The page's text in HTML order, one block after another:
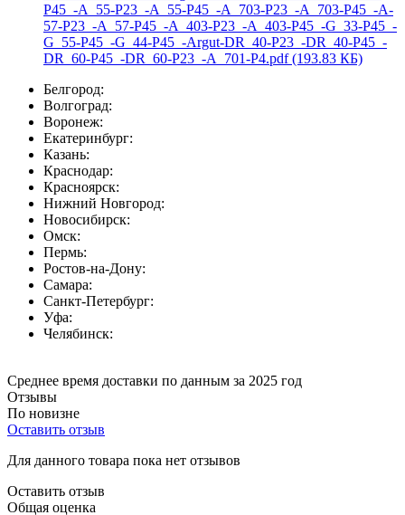
P45_-A_55-P23_-A_55-P45_-A_703-P23_-A_703-P45_-A-
57-P23_-A_57-P45_-A_403-P23_-A_403-P45_-G_33-P45_-
G_55-P45_-G_44-P45_-Argut-DR_40-P23_-DR_40-P45_-
DR_60-P45_-DR_60-P23_-A_701-P4.pdf (193.83 КБ)
Белгород:
Волгоград:
Воронеж:
Екатеринбург:
Казань:
Краснодар:
Красноярск:
Нижний Новгород:
Новосибирск:
Омск:
Пермь:
Ростов-на-Дону:
Самара:
Санкт-Петербург:
Уфа:
Челябинск:
Среднее время доставки по данным за 2025 год
Отзывы
По новизне
Оставить отзыв
Для данного товара пока нет отзывов
Оставить отзыв
Общая оценка